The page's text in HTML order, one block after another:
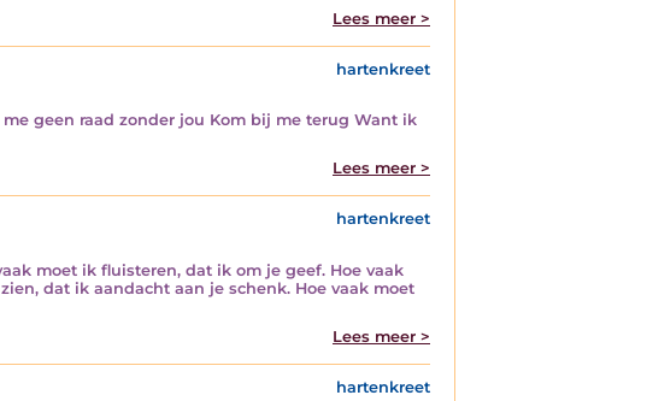
Lees meer >
hartenkreet
geen raad zonder jou Kom bij me terug Want ik
Lees meer >
hartenkreet
moet ik fluisteren, dat ik om je geef. Hoe vaak
dat ik aandacht aan je schenk. Hoe vaak moet
Lees meer >
hartenkreet